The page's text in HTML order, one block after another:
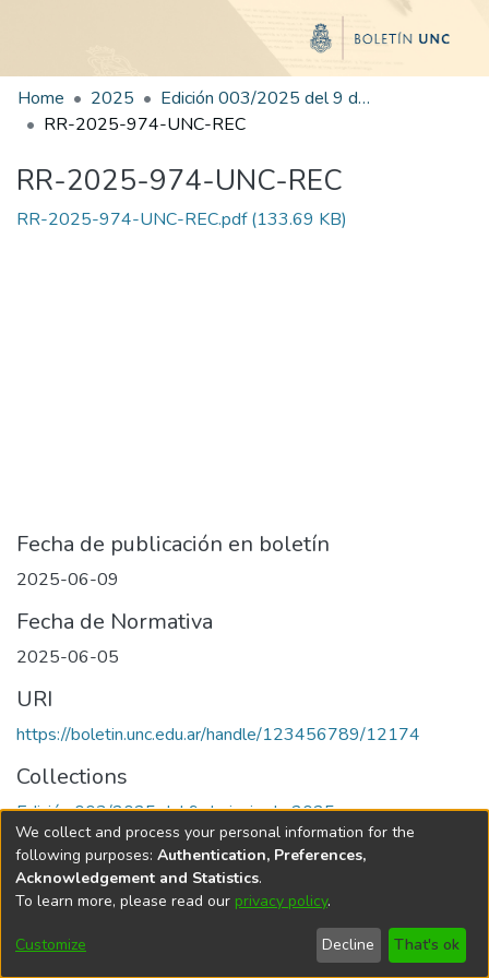
Home 2025
Edición 003/2025 del 9 de junio de 2025
RR-2025-974-UNC-REC
RR-2025-974-UNC-REC
RR-2025-974-UNC-REC.pdf(133.69 KB)
Fecha de publicación en boletín
2025-06-09
Fecha de Normativa
2025-06-05
URI
https://boletin.unc.edu.ar/handle/123456789/12174
Collections
Edición 003/2025 del 9 de junio de 2025
Universidad Nacional de Córdoba
We collect and process your personal information for the
following purposes: Authentication, Preferences,
Acknowledgement and Statistics.
To learn more, please read our privacy policy.
Customize Decline That's ok